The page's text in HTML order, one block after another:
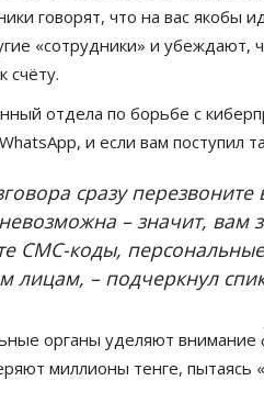
говорят, что на вас якобы
«сотрудники» и убеждают,
счёту.
отдела по борьбе с
и если вам поступил
сразу
невозможна – значит,
СМС-коды,
лицам, – подчеркнул
органы уделяют
миллионы тенге, пытаясь